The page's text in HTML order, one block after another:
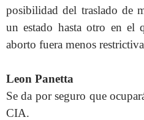
posibilidad del traslado de
un estado hasta otro en el
aborto fuera menos
Leon Panetta
Se da por seguro que
CIA.